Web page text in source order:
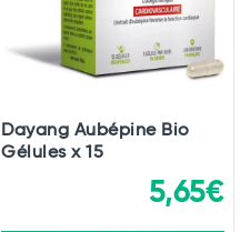
Dayang Aubépine Bio
Gélules x 15
5,65€